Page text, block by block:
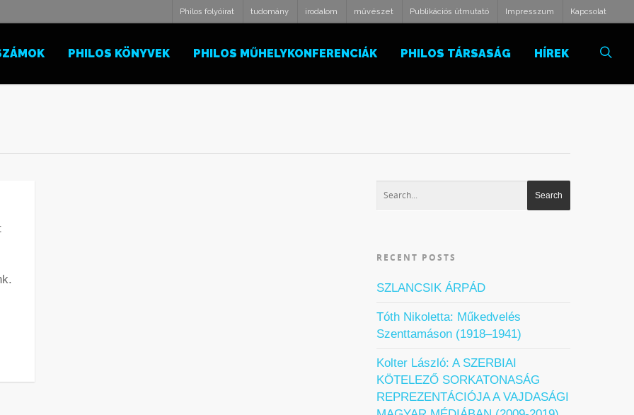
Philos folyóirat tudomány irodalom művészet Publikációs útmutató Impresszum Kapcsolat
PHILOS KÖNYVEK PHILOS MŰHELYKONFERENCIÁK PHILOS TÁRSASÁG HÍREK
RECENT POSTS
SZLANCSIK ÁRPÁD
Tóth Nikoletta: Műkedvelés
Szenttamáson (1918–1941)
Kolter László: A SZERBIAI
KÖTELEZŐ SORKATONASÁG
REPREZENTÁCIÓJA A VAJDASÁGI